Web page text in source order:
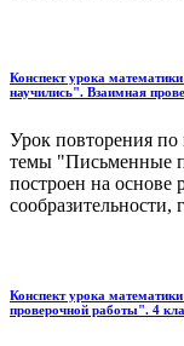
Конспект урока
научились". Взаимная
Урок повторения по
темы "Письменные
построен на основе
сообразительности,
Конспект урока
проверочной работы". 4